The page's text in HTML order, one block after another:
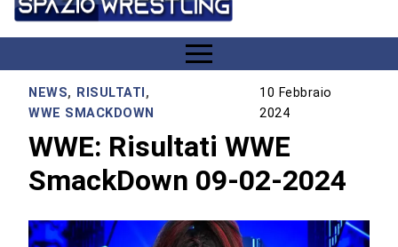
NEWS, RISULTATI,
WWE SMACKDOWN
10 Febbraio
2024
WWE: Risultati WWE
SmackDown 09-02-2024